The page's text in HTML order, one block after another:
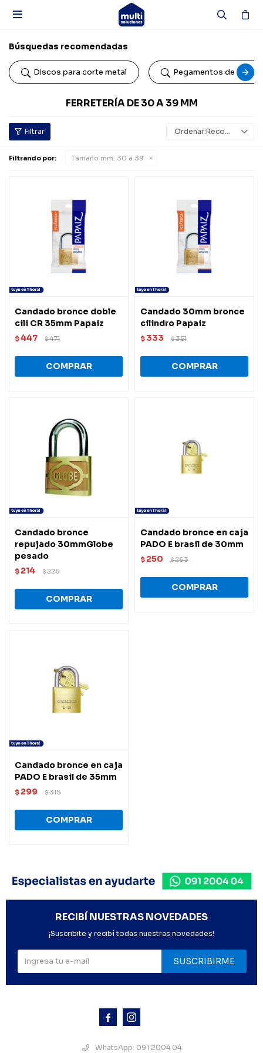

Búsquedas recomendadas
Discos para corte metal Pegamentos de
FERRETERÍA DE 30 A 39 MM
Recomendados
Filtrando por: Tamaño mm: 30 a 39
Candado bronce doble
cili CR 35mm Papaiz
$447 $471
Candado 30mm bronce
cilindro Papaiz
$ 333 $351
Candado bronce
repujado 30mmGlobe
pesado
$ 214 $225
Candado bronce en caja
PADO E brasil de 30mm
$ 250 $263
Candado bronce en caja
PADO E brasil de 35mm
$ 299 $315
 
WhatsApp: 091 2004 04
RECIBÍ NUESTRAS NOVEDADES
¡Suscribite y recibí todas nuestras novedades!
SUSCRIBIRME